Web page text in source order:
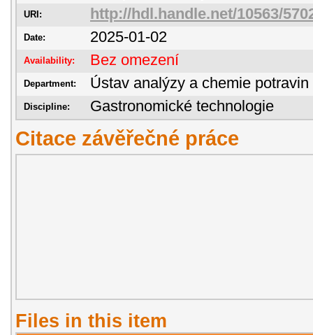
URI: http://hdl.handle.net/10563/
Date: 2025-01-02
Availability: Bez omezení
Department: Ústav analýzy a chemie potravin
Discipline: Gastronomické technologie
Citace závěřečné práce
Files in this item